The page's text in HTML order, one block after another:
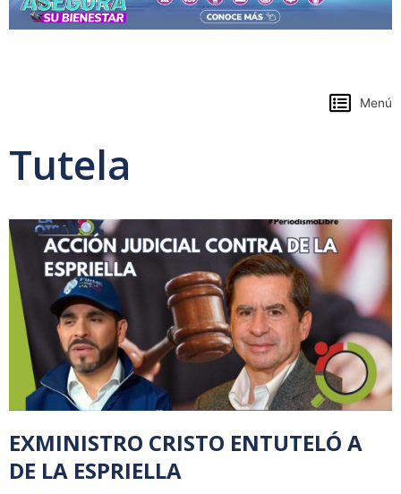
Menú
Tutela
EXMINISTRO CRISTO ENTUTELÓ A
DE LA ESPRIELLA